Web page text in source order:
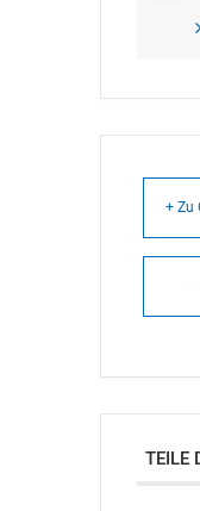
+ Zu
TEILE